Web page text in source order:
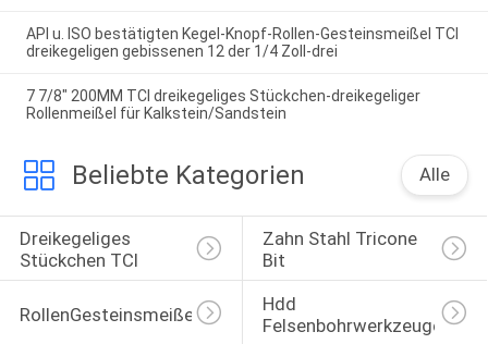
API u. ISO bestätigten Kegel-Knopf-Rollen-Gesteinsmeißel TCI
dreikegeligen gebissenen 12 der 1/4 Zoll-drei
7 7/8" 200MM TCI dreikegeliges Stückchen-dreikegeliger
Rollenmeißel für Kalkstein/Sandstein
Beliebte Kategorien Alle
Dreikegeliges
Stückchen TCI
Zahn Stahl Tricone
Bit
RollenGesteinsmeißel
Hdd
Felsenbohrwerkzeuge